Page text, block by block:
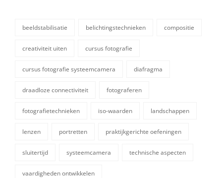
beeldstabilisatie belichtingstechnieken compositie
creativiteit uiten cursus fotografie
cursus fotografie systeemcamera diafragma
draadloze connectiviteit fotograferen
fotografietechnieken iso-waarden landschappen
lenzen portretten praktijkgerichte oefeningen
sluitertijd systeemcamera technische aspecten
vaardigheden ontwikkelen